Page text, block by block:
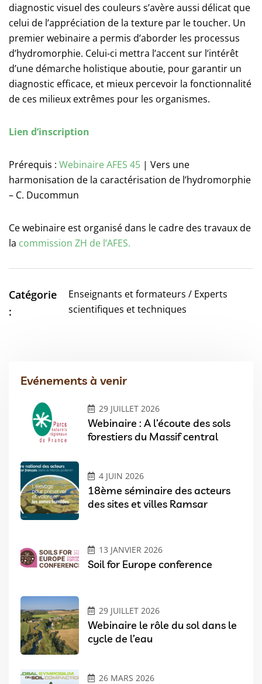
diagnostic visuel des couleurs s’avère aussi délicat que
celui de l’appréciation de la texture par le toucher. Un
premier webinaire a permis d’aborder les processus
d’hydromorphie. Celui-ci mettra l’accent sur l’intérêt
d’une démarche holistique aboutie, pour garantir un
diagnostic efficace, et mieux percevoir la fonctionnalité
de ces milieux extrêmes pour les organismes.
Lien d’inscription
Prérequis : Webinaire AFES 45 | Vers une
harmonisation de la caractérisation de l’hydromorphie
– C. Ducommun
Ce webinaire est organisé dans le cadre des travaux de
la commission ZH de l’AFES.
Catégorie
:
Enseignants et formateurs / Experts
scientifiques et techniques
Evénements à venir
29 JUILLET 2026
Webinaire : A l’écoute des sols
forestiers du Massif central
4 JUIN 2026
18ème séminaire des acteurs
des sites et villes Ramsar
13 JANVIER 2026
Soil for Europe conference
29 JUILLET 2026
Webinaire le rôle du sol dans le
cycle de l’eau
26 MARS 2026